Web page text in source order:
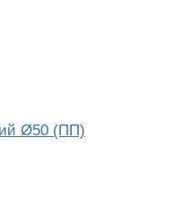
Ø50 (ПП)